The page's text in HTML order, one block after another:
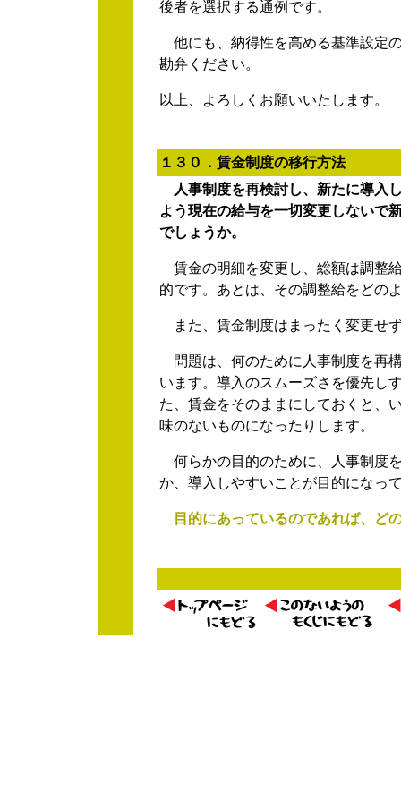
後者を選択する通例です。
他にも、納得性を高める基準設定
勘弁ください。
以上、よろしくお願いいたします。
１ ３０．賃金制度の移行方法
人事制度を再検討し、新たに導入
よう現在の給与を一切変更しないで
でしょうか。
賃金の明細を変更し、総額は調整
的です。あとは、その調整給をどの
また、賃金制度はまったく変更せ
問題は、何のために人事制度を再
います。導入のスムーズさを優先し
た、賃金をそのままにしておくと、
味のないものになったりします。
何らかの目的のために、人事制度
か、導入しやすいことが目的になっ
目的にあっているのであれば、ど